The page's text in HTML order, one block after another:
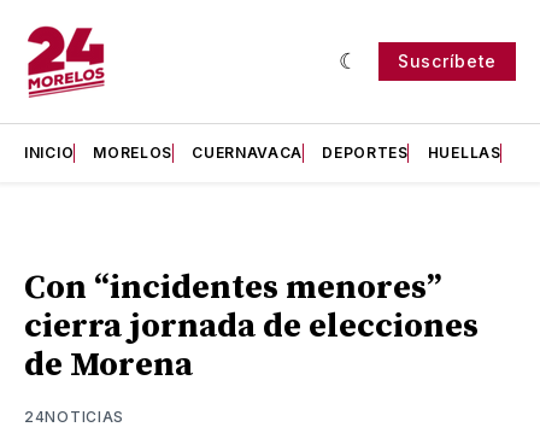
Suscríbete
INICIO MORELOS CUERNAVACA DEPORTES HUELLAS
Con “incidentes menores”
cierra jornada de elecciones
de Morena
24NOTICIAS